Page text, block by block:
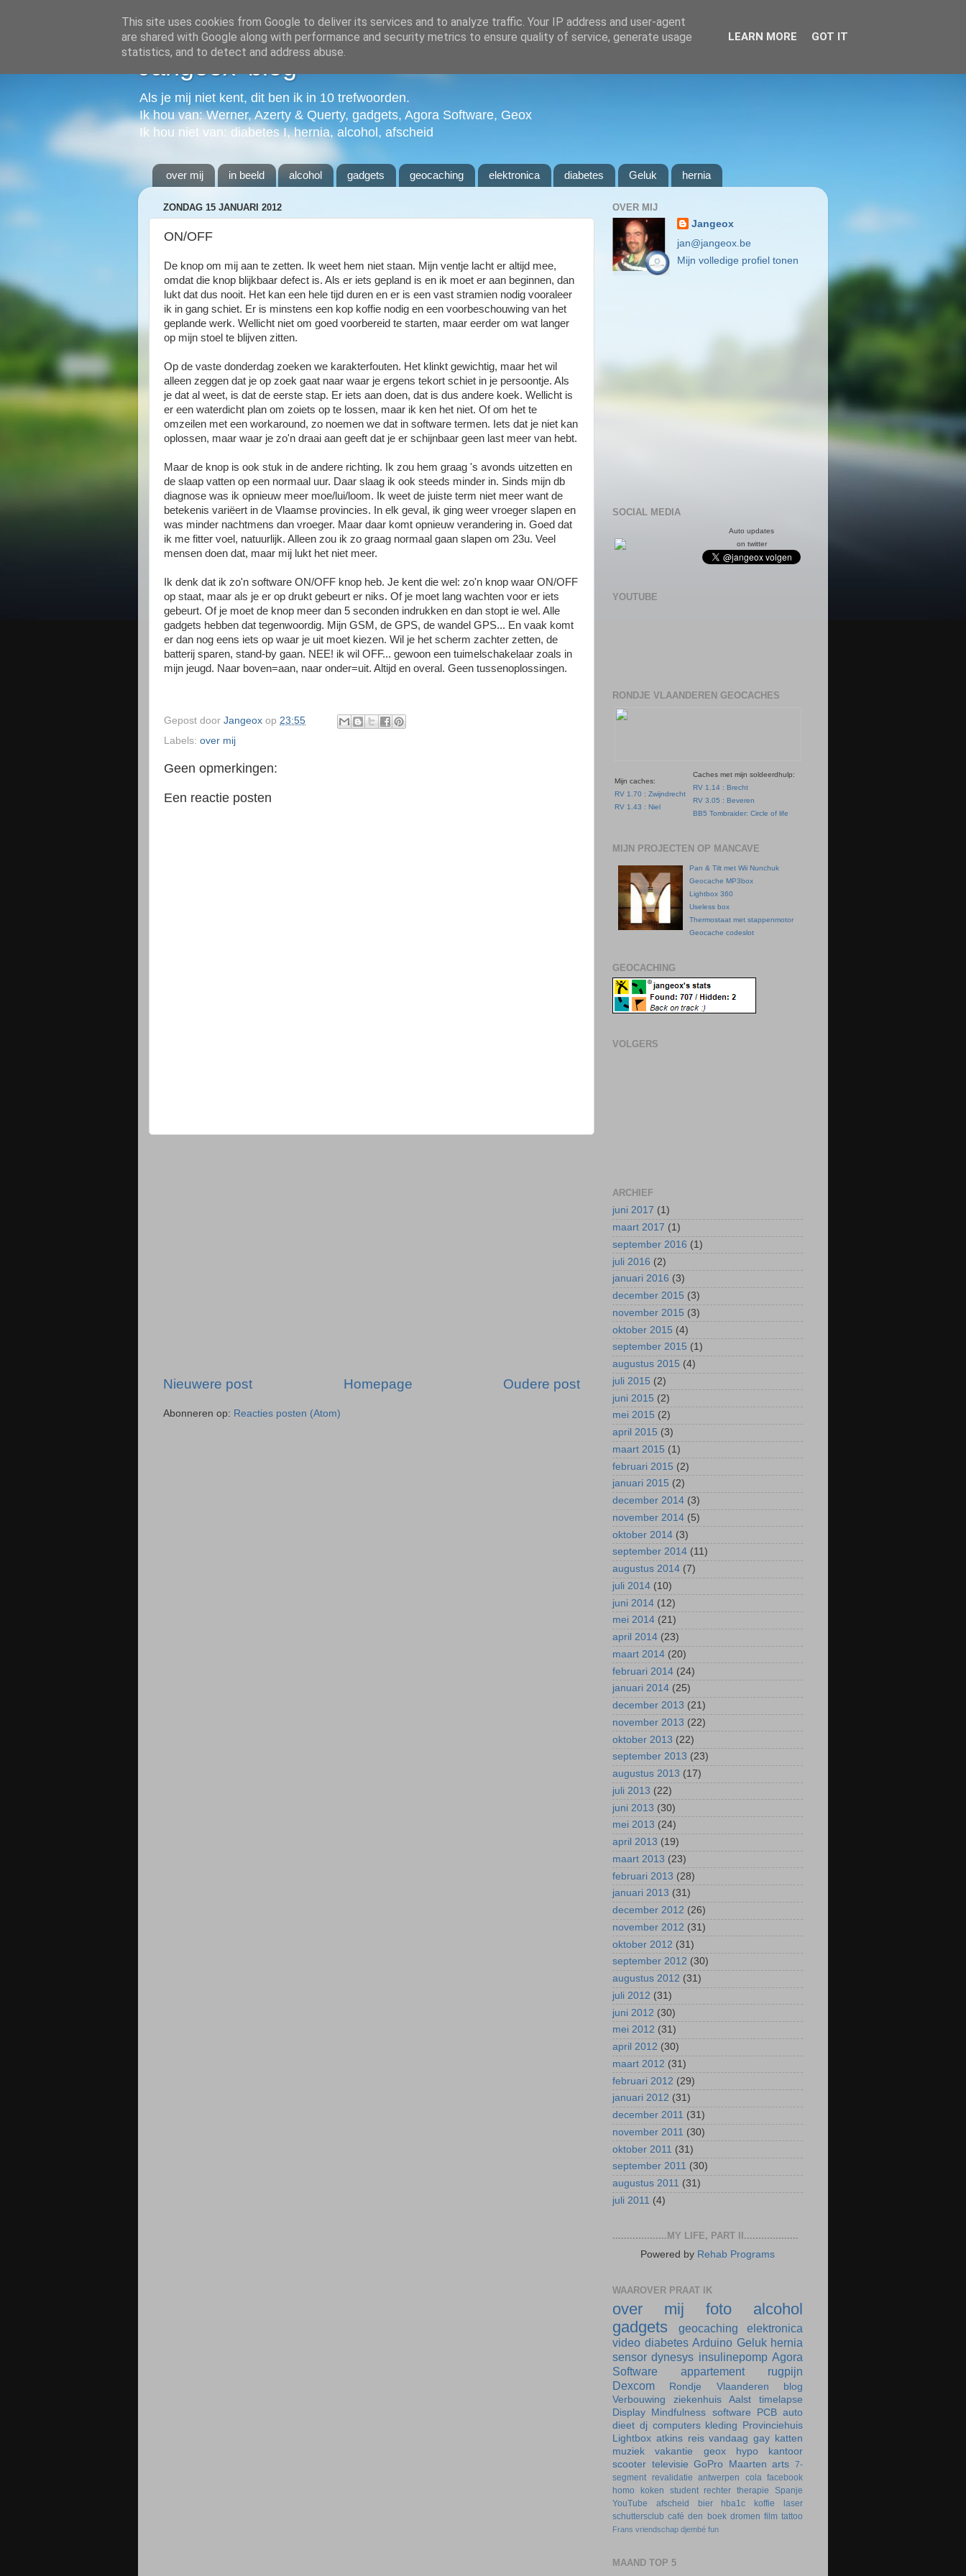
Jangeox' blog
Als je mij niet kent, dit ben ik in 10 trefwoorden.
Ik hou van: Werner, Azerty & Querty, gadgets, Agora Software, Geox
Ik hou niet van: diabetes I, hernia, alcohol, afscheid
over mij in beeld alcohol gadgets geocaching elektronica diabetes Geluk hernia
ZONDAG 15 JANUARI 2012
ON/OFF
De knop om mij aan te zetten. Ik weet hem niet staan. Mijn ventje lacht er altijd mee,
omdat die knop blijkbaar defect is. Als er iets gepland is en ik moet er aan beginnen, dan
lukt dat dus nooit. Het kan een hele tijd duren en er is een vast stramien nodig vooraleer
ik in gang schiet. Er is minstens een kop koffie nodig en een voorbeschouwing van het
geplande werk. Wellicht niet om goed voorbereid te starten, maar eerder om wat langer
op mijn stoel te blijven zitten.
Op de vaste donderdag zoeken we karakterfouten. Het klinkt gewichtig, maar het wil
alleen zeggen dat je op zoek gaat naar waar je ergens tekort schiet in je persoontje. Als
je dat al weet, is dat de eerste stap. Er iets aan doen, dat is dus andere koek. Wellicht is
er een waterdicht plan om zoiets op te lossen, maar ik ken het niet. Of om het te
omzeilen met een workaround, zo noemen we dat in software termen. Iets dat je niet kan
oplossen, maar waar je zo'n draai aan geeft dat je er schijnbaar geen last meer van hebt.
Maar de knop is ook stuk in de andere richting. Ik zou hem graag 's avonds uitzetten en
de slaap vatten op een normaal uur. Daar slaag ik ook steeds minder in. Sinds mijn db
diagnose was ik opnieuw meer moe/lui/loom. Ik weet de juiste term niet meer want de
betekenis variëert in de Vlaamse provincies. In elk geval, ik ging weer vroeger slapen en
was minder nachtmens dan vroeger. Maar daar komt opnieuw verandering in. Goed dat
ik me fitter voel, natuurlijk. Alleen zou ik zo graag normaal gaan slapen om 23u. Veel
mensen doen dat, maar mij lukt het niet meer.
Ik denk dat ik zo'n software ON/OFF knop heb. Je kent die wel: zo'n knop waar ON/OFF
op staat, maar als je er op drukt gebeurt er niks. Of je moet lang wachten voor er iets
gebeurt. Of je moet de knop meer dan 5 seconden indrukken en dan stopt ie wel. Alle
gadgets hebben dat tegenwoordig. Mijn GSM, de GPS, de wandel GPS... En vaak komt
er dan nog eens iets op waar je uit moet kiezen. Wil je het scherm zachter zetten, de
batterij sparen, stand-by gaan. NEE! ik wil OFF... gewoon een tuimelschakelaar zoals in
mijn jeugd. Naar boven=aan, naar onder=uit. Altijd en overal. Geen tussenoplossingen.
Gepost door Jangeox op 23:55
Labels: over mij
Geen opmerkingen:
Een reactie posten
Nieuwere post Oudere post
Homepage
Abonneren op: Reacties posten (Atom)
OVER MIJ
Jangeox
jan@jangeox.be
Mijn volledige profiel tonen
SOCIAL MEDIA
Auto updates
on twitter
YOUTUBE
RONDJE VLAANDEREN GEOCACHES
Mijn caches:
RV 1.70 : Zwijndrecht
RV 1.43 : Niel
Caches met mijn soldeerdhulp:
RV 1.14 : Brecht
RV 3.05 : Beveren
BB5 Tombraider: Circle of life
MIJN PROJECTEN OP MANCAVE
Pan & Tilt met Wii Nunchuk
Geocache MP3box
Lightbox 360
Useless box
Thermostaat met stappenmotor
Geocache codeslot
GEOCACHING
VOLGERS
ARCHIEF
juni 2017 (1)
maart 2017 (1)
september 2016 (1)
juli 2016 (2)
januari 2016 (3)
december 2015 (3)
november 2015 (3)
oktober 2015 (4)
september 2015 (1)
augustus 2015 (4)
juli 2015 (2)
juni 2015 (2)
mei 2015 (2)
april 2015 (3)
maart 2015 (1)
februari 2015 (2)
januari 2015 (2)
december 2014 (3)
november 2014 (5)
oktober 2014 (3)
september 2014 (11)
augustus 2014 (7)
juli 2014 (10)
juni 2014 (12)
mei 2014 (21)
april 2014 (23)
maart 2014 (20)
februari 2014 (24)
januari 2014 (25)
december 2013 (21)
november 2013 (22)
oktober 2013 (22)
september 2013 (23)
augustus 2013 (17)
juli 2013 (22)
juni 2013 (30)
mei 2013 (24)
april 2013 (19)
maart 2013 (23)
februari 2013 (28)
januari 2013 (31)
december 2012 (26)
november 2012 (31)
oktober 2012 (31)
september 2012 (30)
augustus 2012 (31)
juli 2012 (31)
juni 2012 (30)
mei 2012 (31)
april 2012 (30)
maart 2012 (31)
februari 2012 (29)
januari 2012 (31)
december 2011 (31)
november 2011 (30)
oktober 2011 (31)
september 2011 (30)
augustus 2011 (31)
juli 2011 (4)
...................MY LIFE, PART II...................
Powered by Rehab Programs
WAAROVER PRAAT IK
over mij foto
alcohol
gadgets
geocaching
elektronica
video diabetes Arduino Geluk hernia
sensor dynesys insulinepomp Agora
Software
appartement
rugpijn
Dexcom
Rondje Vlaanderen
blog
Verbouwing
ziekenhuis Aalst
timelapse
Display
Mindfulness software PCB auto
dieet dj computers kleding
Provinciehuis
Lightbox atkins reis vandaag gay katten
muziek
vakantie geox hypo
kantoor
scooter televisie GoPro Maarten arts 7-
segment revalidatie antwerpen cola facebook
homo
koken student rechter therapie
Spanje
YouTube
afscheid bier hba1c koffie
laser
schuttersclub café den boek dromen film tattoo
Frans vriendschap djembé fun
MAAND TOP 5
This site uses cookies from Google to deliver its services and to analyze traffic. Your IP address and user-agent
are shared with Google along with performance and security metrics to ensure quality of service, generate usage
statistics, and to detect and address abuse.
LEARN MORE GOT IT